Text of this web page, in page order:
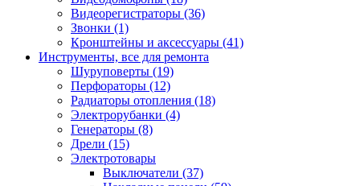
Видеорегистраторы (36)
Звонки (1)
Кронштейны и аксессуары (41)
Инструменты, все для ремонта
Шуруповерты (19)
Перфораторы (12)
Радиаторы отопления (18)
Электрорубанки (4)
Генераторы (8)
Дрели (15)
Электротовары
Выключатели (37)